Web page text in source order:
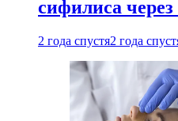
сифилиса
2 года спустя2 года